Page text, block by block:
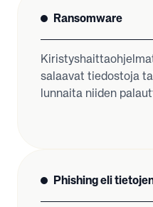
Ransomware
salaavat tiedostoja
lunnaita niiden
Phishing eli